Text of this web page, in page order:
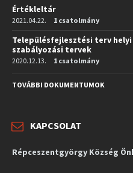
Értékleltár
2021.04.22. 1 csatolmány
Településfejlesztési terv
szabályozási tervek
2020.12.13. 1 csatolmány
TOVÁBBI DOKUMENTUMOK
KAPCSOLAT
Répceszentgyörgy Község